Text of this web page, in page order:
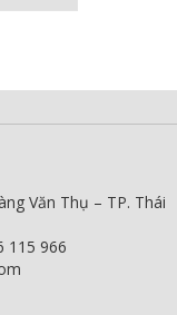
Văn Thụ – TP. Thái
115 966